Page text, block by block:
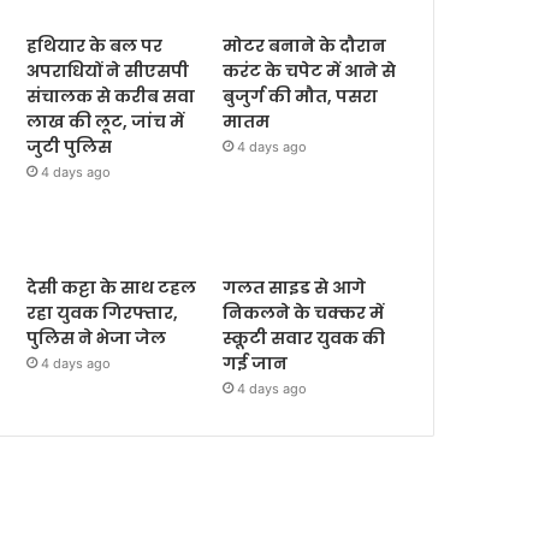
हथियार के बल पर
अपराधियों ने सीएसपी
संचालक से करीब सवा
लाख की लूट, जांच में
जुटी पुलिस
4 days ago
मोटर बनाने के दौरान
करंट के चपेट में आने से
बुजुर्ग की मौत, पसरा
मातम
4 days ago
देसी कट्टा के साथ टहल
रहा युवक गिरफ्तार,
पुलिस ने भेजा जेल
4 days ago
गलत साइड से आगे
निकलने के चक्कर में
स्कूटी सवार युवक की
गई जान
4 days ago